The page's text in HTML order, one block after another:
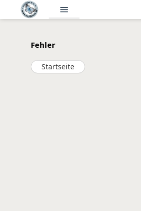
menu
Fehler
Startseite